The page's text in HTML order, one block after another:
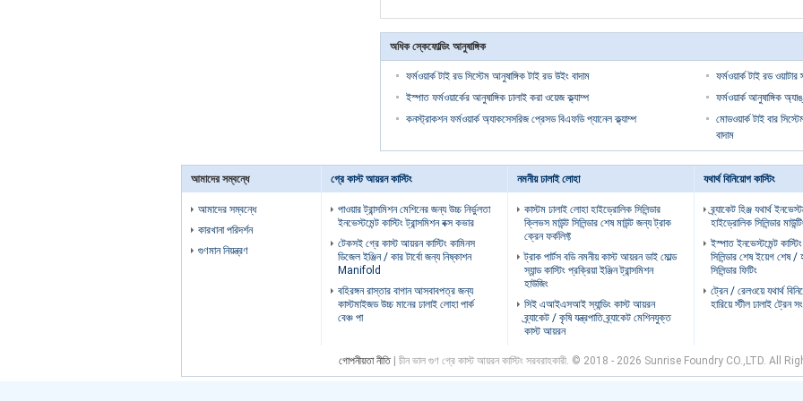
অধিক স্কেফোল্ডিং আনুষাঙ্গিক
ফর্মওয়ার্ক টাই রড সিস্টেম আনুষাঙ্গিক টাই রড উইং বাদাম
ফর্মওয়ার্ক টাই রড ওয়াটার
ইস্পাত ফর্মওয়ার্কের আনুষাঙ্গিক ঢালাই করা ওয়েজ ক্ল্যাম্প
ফর্মওয়ার্ক আনুষাঙ্গিক
কনস্ট্রাকশন ফর্মওয়ার্ক অ্যাকসেসরিজ প্রেসড বিএফডি প্যানেল ক্ল্যাম্প
মোডওয়ার্ক টাই বার
বাদাম
আমাদের সম্বন্ধে
আমাদের সম্বন্ধে
কারখানা পরিদর্শন
গুণমান নিয়ন্ত্রণ
গ্রে কাস্ট আয়রন কাস্টিং
পাওয়ার ট্রান্সমিশন মেশিনের জন্য উচ্চ নির্ভুলতা
ইনভেস্টমেন্ট কাস্টিং ট্রান্সমিশন বক্স কভার
টেকসই গ্রে কাস্ট আয়রন কাস্টিং কামিনস
ডিজেল ইঞ্জিন / কার টার্বো জন্য নিষ্কাশন
Manifold
বহিরঙ্গন রাস্তার বাগান আসবাবপত্র জন্য
কাস্টমাইজড উচ্চ মানের ঢালাই লোহা পার্ক
বেঞ্চ পা
নমনীয় ঢালাই লোহা
কাস্টম ঢালাই লোহা হাইড্রোলিক সিলিন্ডার
ক্লিভস মাউন্ট সিলিন্ডার শেষ মাউন্ট জন্য ট্রাক
ক্রেন ফর্কলিফ্ট
ট্রাক পার্টস বডি নমনীয় কাস্ট আয়রন ডাই মোল্ড
স্যান্ড কাস্টিং প্রক্রিয়া ইঞ্জিন ট্রান্সমিশন
হাউজিং
সিই এআইএসআই স্যান্ডিং কাস্ট আয়রন
ব্র্যাকেট / কৃষি যন্ত্রপাতি ব্র্যাকেট মেশিনযুক্ত
কাস্ট আয়রন
যথার্থ বিনিয়োগ কাস্টিং
ব্র্যাকেট হিঞ্জ যথার্থ
হাইড্রোলিক সিলিন্ডার মাউন্টিং
ইস্পাত ইনভেস্টমেন্ট
সিলিন্ডার শেষ ইয়েগ শেষ /
সিলিন্ডার ফিটিং
ট্রেন / রেলওয়ে যথার্থ
হারিয়ে স্টীল ঢালাই ট্রেন
গোপনীয়তা নীতি| চীন ভাল গুণ গ্রে কাস্ট আয়রন কাস্টিং সরবরাহকারী. © 2018 - 2026 Sunrise Foundry CO.,LTD. All